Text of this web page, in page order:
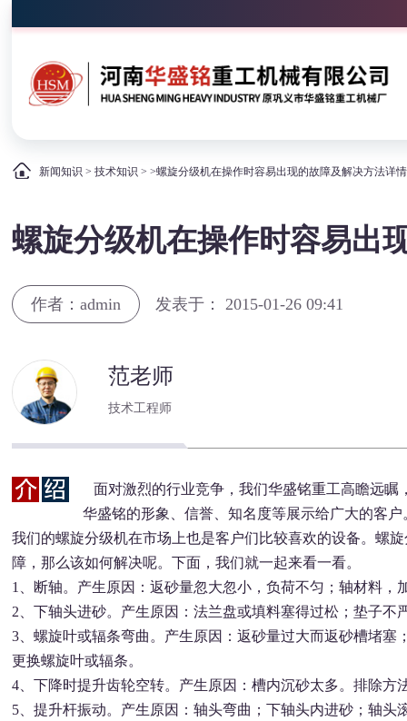
新闻知识 >技术知识 > >螺旋分级机在操作时容易出现的故障及解决方法详情
螺旋分级机在操作时容易出
作者：admin 发表于： 2015-01-26 09:41
范老师
技术工程师
面对激烈的行业竞争，我们华盛铭重工高瞻远
华盛铭的形象、信誉、知名度等展示给广大的客户
我们的螺旋分级机在市场上也是客户们比较喜欢的设备。螺
障，那么该如何解决呢。下面，我们就一起来看一看。
1、断轴。产生原因：返砂量忽大忽小，负荷不匀；轴材料
2、下轴头进砂。产生原因：法兰盘或填料塞得过松；垫子不
3、螺旋叶或辐条弯曲。产生原因：返砂量过大而返砂槽堵
更换螺旋叶或辐条。
4、下降时提升齿轮空转。产生原因：槽内沉砂太多。排除方
5、提升杆振动。产生原因：轴头弯曲；下轴头内进砂；轴头